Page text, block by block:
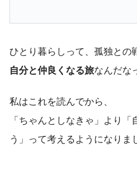
ひとり暮らしって、孤独との
自分と仲良くなる旅なんだな
私はこれを読んでから、
「ちゃんとしなきゃ」より
う」って考えるようになりま